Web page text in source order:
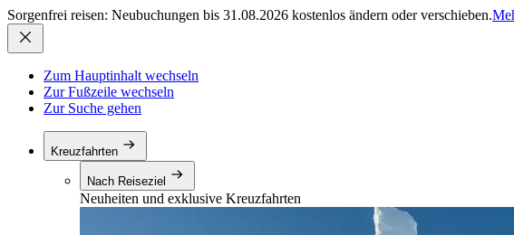
Sorgenfrei reisen: Neubuchungen bis 31.08.2026 kostenlos ändern oder verschieben.
Zum Hauptinhalt wechseln
Zur Fußzeile wechseln
Zur Suche gehen
Kreuzfahrten
Nach Reiseziel
Neuheiten und exklusive Kreuzfahrten